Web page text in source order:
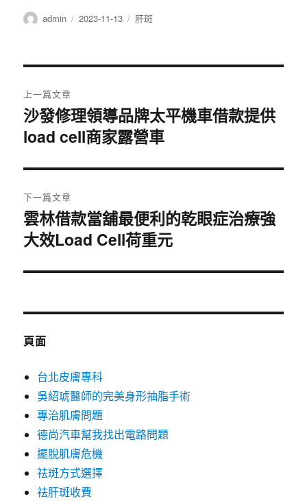
作
admin
發
2023-11-13
分
肝斑
章
導
覽
上一篇文章
上
一
文
章:
沙發修理領導品牌太平機車借款提供
load cell商家露營車
下一篇文章
下
一
文
雲林借款當舖最便利的乾眼症治療強
大效Load Cell荷重元
頁面
台北皮膚專科
吳紹琥醫師的完美身形抽脂手術
專治肌膚問題
德尚汽車幫我找出電路問題
擺脫肌膚危機
祛斑方式選擇
祛肝斑收費